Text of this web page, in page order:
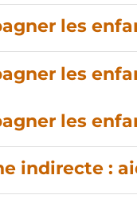
les
les
les
indirecte :